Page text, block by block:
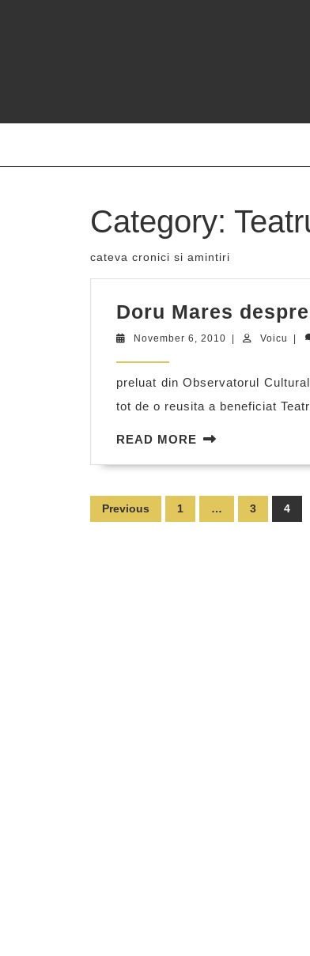
Category:
cateva cronici si amintiri
Doru Mares
November 6, 2010 November
Voicu
preluat din Observatorul
tot de o reusita a beneficiat
READ MORE READ
Posts
Previous 1 … 3 4